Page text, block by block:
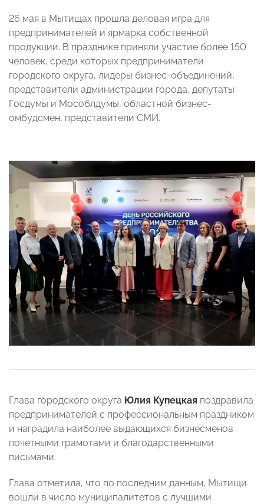
26 мая в Мытищах прошла деловая игра для
предпринимателей и ярмарка собственной
продукции. В празднике приняли участие более 150
человек, среди которых предприниматели
городского округа, лидеры бизнес-объединений,
представители администрации города, депутаты
Госдумы и Мособлдумы, областной бизнес-
омбудсмен, представители СМИ.
Глава городского округа Юлия Купецкая поздравила
предпринимателей с профессиональным праздником
и наградила наиболее выдающихся бизнесменов
почетными грамотами и благодарственными
письмами.
Глава отметила, что по последним данным, Мытищи
вошли в число муниципалитетов с лучшими